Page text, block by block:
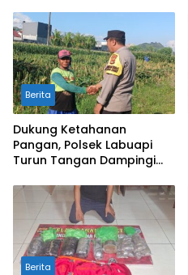
Berita
Dukung Ketahanan
Pangan, Polsek Labuapi
Turun Tangan Dampingi
Bongkot
Berita